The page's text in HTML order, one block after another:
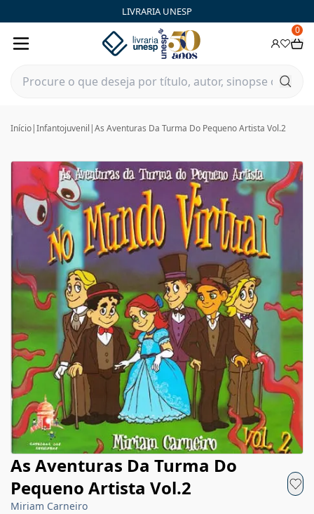
LIVRARIA UNESP
0
Início|Infantojuvenil |As Aventuras Da Turma Do Pequeno Artista Vol.2
As Aventuras Da Turma Do
Pequeno Artista Vol.2
Miriam Carneiro